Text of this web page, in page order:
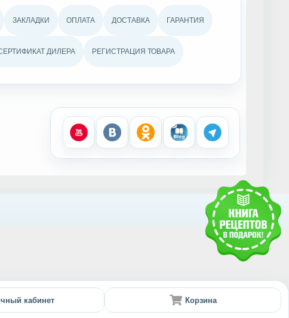
кабинет Корзина
ЗАКЛАДКИ ОПЛАТА ДОСТАВКА ГАРАНТИЯ
ДИЛЕРА РЕГИСТРАЦИЯ ТОВАРА